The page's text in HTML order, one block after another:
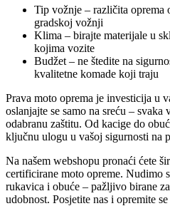
Tip vožnje – različita oprema
gradskoj vožnji
Klima – birajte materijale u
kojima vozite
Budžet – ne štedite na
kvalitetne komade koji traju
Prava moto oprema je investicija u
oslanjajte se samo na sreću –
odabranu zaštitu. Od kacige do
ključnu ulogu u vašoj sigurnosti na
Na našem webshopu pronaći ćete
certificirane moto opreme. Nudimo
rukavica i obuće – pažljivo birane
udobnost. Posjetite nas i opremite